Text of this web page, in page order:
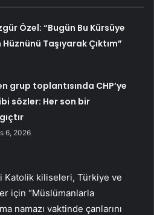
Özel: “Bugün Bu Kürsüye
Taşıyarak Çıktım”
grup toplantısında CHP’ye
sözler: Her son bir
6, 2026
Katolik kiliseleri, Türkiye ve
için “Müslümanlarla
namazı vaktinde çanlarını